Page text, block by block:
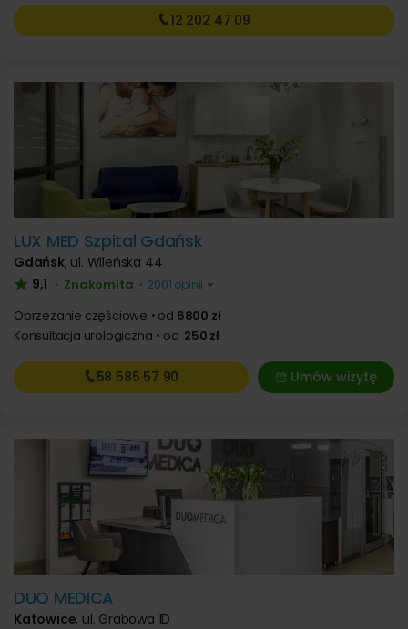
12 202 47 09
LUX MED Szpital Gdańsk
Gdańsk, ul. Wileńska 44
9,1 • Znakomita • 2001 opinii
Obrzezanie częściowe od 6800 zł
Konsultacja urologiczna
od 250 zł
Umów wizytę
58 585 57 90
DUO MEDICA
Katowice, ul. Grabowa 1D